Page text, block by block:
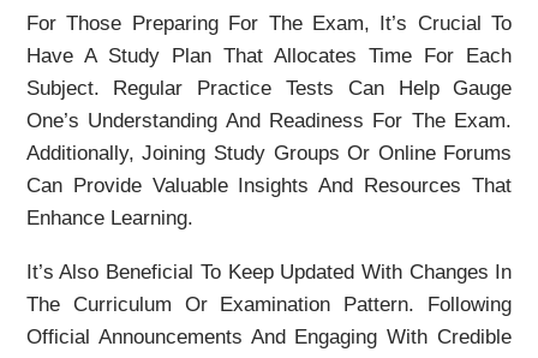
For Those Preparing For The Exam, It’s Crucial To
Have A Study Plan That Allocates Time For Each
Subject. Regular Practice Tests Can Help Gauge
One’s Understanding And Readiness For The Exam.
Additionally, Joining Study Groups Or Online Forums
Can Provide Valuable Insights And Resources That
Enhance Learning.
It’s Also Beneficial To Keep Updated With Changes In
The Curriculum Or Examination Pattern. Following
Official Announcements And Engaging With Credible